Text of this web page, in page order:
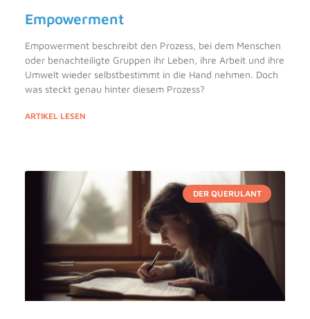
Empowerment
Empowerment beschreibt den Prozess, bei dem Menschen
oder benachteiligte Gruppen ihr Leben, ihre Arbeit und ihre
Umwelt wieder selbstbestimmt in die Hand nehmen. Doch
was steckt genau hinter diesem Prozess?
ARTIKEL LESEN
DER QUERULANT